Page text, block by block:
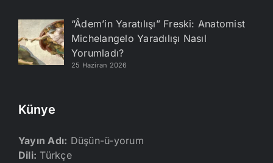
“Âdem’in Yaratılışı” Freski: Anatomist
Michelangelo Yaradılışı Nasıl
Yorumladı?
25 Haziran 2026
Künye
Yayın Adı: Düşün-ü-yorum
Dili: Türkçe